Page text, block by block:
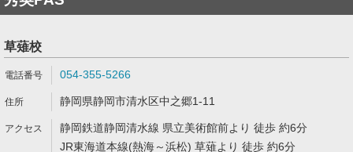
草薙校
054-355-5266
静岡県静岡市清水区中之郷1-11
静岡鉄道静岡清水線 県立美術館前より 徒歩 約6分
JR東海道本線(熱海～浜松) 草薙より 徒歩 約6分